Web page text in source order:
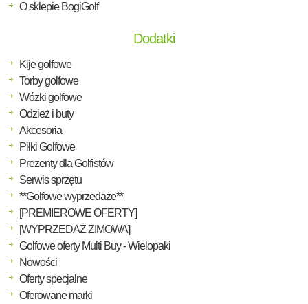
O sklepie BogiGolf
Dodatki
Kije golfowe
Torby golfowe
Wózki golfowe
Odzież i buty
Akcesoria
Piłki Golfowe
Prezenty dla Golfistów
Serwis sprzętu
**Golfowe wyprzedaże**
[PREMIEROWE OFERTY]
[WYPRZEDAŻ ZIMOWA]
Golfowe oferty Multi Buy - Wielopaki
Nowości
Oferty specjalne
Oferowane marki